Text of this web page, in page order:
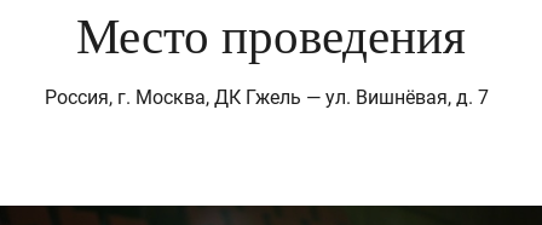
Место проведения
Россия, г. Москва, ДК Гжель — ул. Вишнёвая, д. 7